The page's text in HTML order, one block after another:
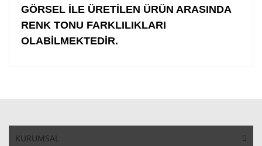
GÖRSEL İLE ÜRETİLEN ÜRÜN ARASINDA
RENK TONU FARKLILIKLARI
OLABİLMEKTEDİR.
KURUMSAL